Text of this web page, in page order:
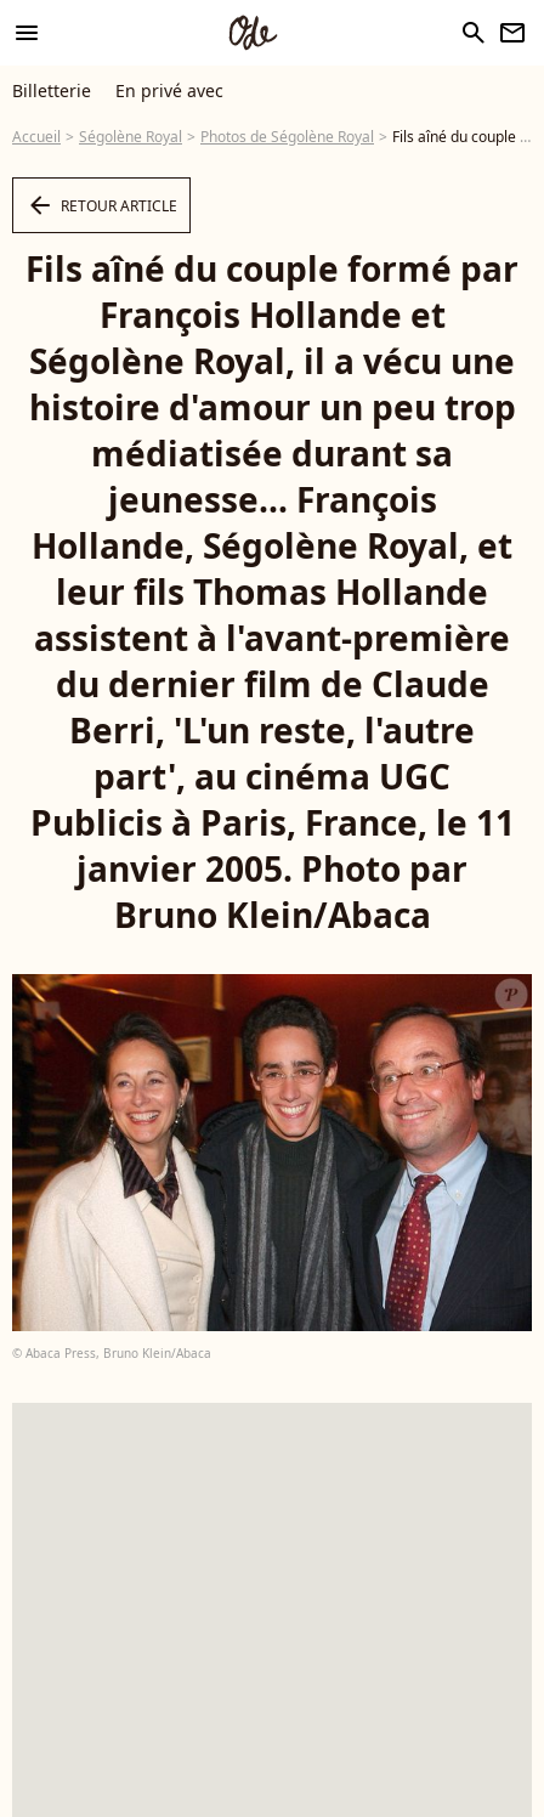
menu search newsletter
Billetterie En privé avec
Accueil Ségolène Royal Photos de Ségolène Royal Fils aîné du couple formé par François Hollande et Ségolène Royal, il a vécu une histoire d'amour un peu trop médiatisée durant sa jeunesse... François Hollande, Ségolène Royal, et leur fils Thomas Hollande assistent à l'avant-première du dernier film de Claude Berri, 'L'un reste, l'autre part', au cinéma UGC Publicis à Paris, France, le 11 janvier 2005. Photo par Bruno Klein/Abaca - Photo
arrow_left RETOUR ARTICLE
Fils aîné du couple formé par
François Hollande et
Ségolène Royal, il a vécu une
histoire d'amour un peu trop
médiatisée durant sa
jeunesse... François
Hollande, Ségolène Royal, et
leur fils Thomas Hollande
assistent à l'avant-première
du dernier film de Claude
Berri, 'L'un reste, l'autre
part', au cinéma UGC
Publicis à Paris, France, le 11
janvier 2005. Photo par
Bruno Klein/Abaca
© Abaca Press, Bruno Klein/Abaca